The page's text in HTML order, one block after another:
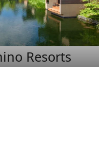
Resorts